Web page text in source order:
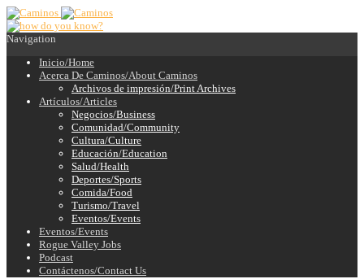
Navigation
Inicio/Home
Acerca De Caminos/About Caminos
Archivos de impresión/Print Archives
Artículos/Articles
Negocios/Business
Comunidad/Community
Cultura/Culture
Educación/Education
Salud/Health
Deportes/Sports
Comida/Food
Turismo/Travel
Eventos/Events
Eventos/Events
Rogue Valley Jobs
Podcast
Contáctenos/Contact Us